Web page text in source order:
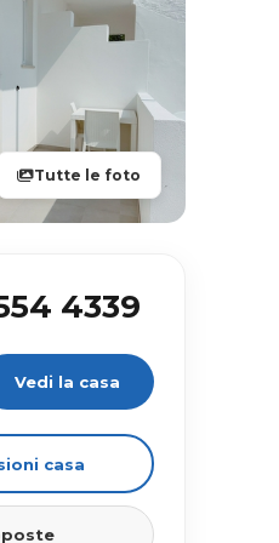
Tutte le foto
4339
Vedi la casa
casa